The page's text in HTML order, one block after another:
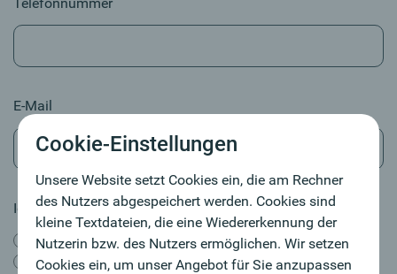
E-Mail
Ich bin bereits Oberbank Kund:in
ja
nein
Cookie-Einstellungen
Unsere Website setzt Cookies ein, die am Rechner
des Nutzers abgespeichert werden. Cookies sind
kleine Textdateien, die eine Wiedererkennung der
Nutzerin bzw. des Nutzers ermöglichen. Wir setzen
Cookies ein, um unser Angebot für Sie anzupassen